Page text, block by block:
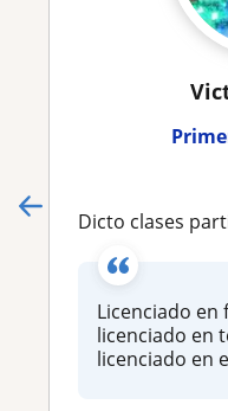
Dicto clases particulares de
Licenciado en
licenciado en
licenciado en